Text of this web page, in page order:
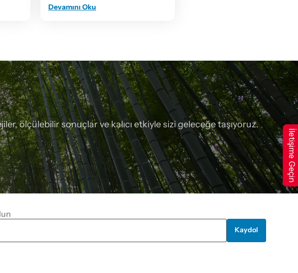
Devamını Oku
ölçülebilir sonuçlar ve kalıcı etkiyle sizi geleceğe taşıyoruz.
İletişime Geçin